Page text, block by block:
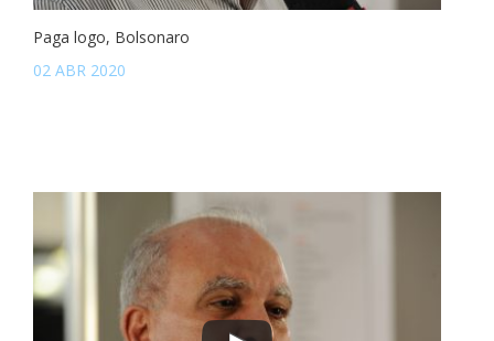
Paga logo, Bolsonaro
02 ABR 2020